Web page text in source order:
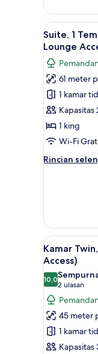
room,
Non-
smoking
(Suite
type
(Bed
size:
Standard,
Suite
Double
room,
room,
Non-
smoking
(Suite
type
size:
Lihat
semua
foto
untuk
Suite,
Tempat
Tidur
King,
Asap
Access)
14
Suite, 1
Lounge
61 meter
1 kamar
Kapasitas
1 king
Wi-Fi
Rincian
Rincian
Tempat
Tidur
King,
Bebas
Asap
Rokok
(Club
Lounge
Access)
Lihat
semua
foto
untuk
Kamar
Twin,
Bebas
Asap
11
Kamar
Access)
10,010,0 dari 10
2 ulasan
(2
ulasan)
45 meter
1 kamar
Kapasitas